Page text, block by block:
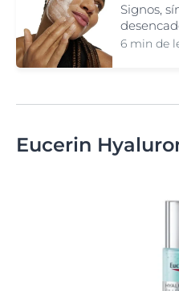
Signos,
6 min de
Eucerin